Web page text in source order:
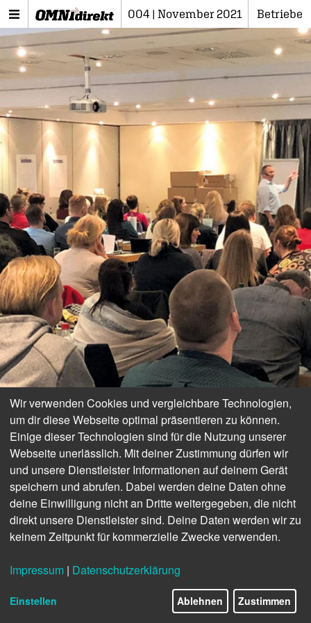
004 | November 2021 Betriebe
BETRIEBE
Die Identitätssuche der
HörPartner (Teil 1)
Wir verwenden Cookies und vergleichbare Technologien,
um dir diese Webseite optimal präsentieren zu können.
Einige dieser Technologien sind für die Nutzung unserer
Webseite unerlässlich. Mit deiner Zustimmung dürfen wir
und unsere Dienstleister Informationen auf deinem Gerät
speichern und abrufen. Dabei werden deine Daten ohne
deine Einwilligung nicht an Dritte weitergegeben, die nicht
direkt unsere Dienstleister sind. Deine Daten werden wir zu
keinem Zeitpunkt für kommerzielle Zwecke verwenden.
Impressum | Datenschutzerklärung
Einstellen Ablehnen Zustimmen